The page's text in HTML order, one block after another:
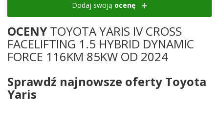
Dodaj swoją ocenę
OCENY TOYOTA YARIS IV CROSS
FACELIFTING 1.5 HYBRID DYNAMIC
FORCE 116KM 85KW OD 2024
Sprawdź najnowsze oferty Toyota
Yaris